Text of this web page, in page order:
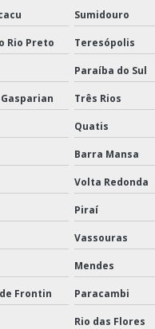
climatizados preço
climatizados são paulo
climatizados valor
congelados em sp
congelados preço
congelados valor
refrigerados em sp
refrigerados preço
Sumidouro
Rio Preto Teresópolis
Paraíba do Sul
Três Rios
Quatis
Barra Mansa
Volta Redonda
Piraí
Vassouras
Mendes
Frontin Paracambi
Rio das Flores